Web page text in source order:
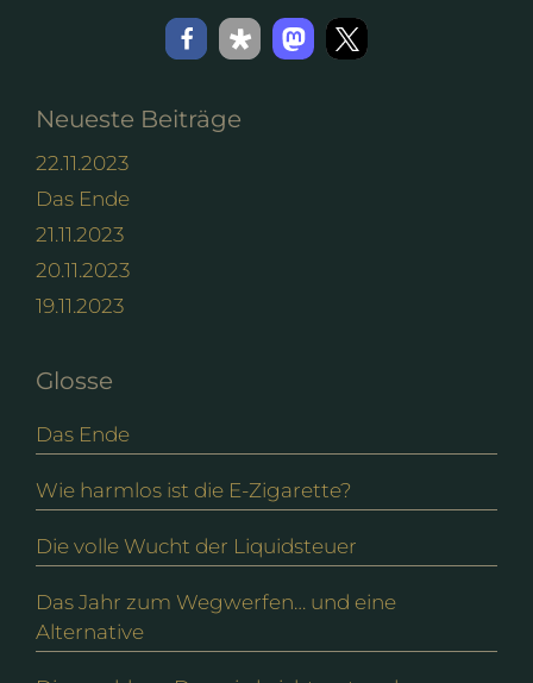
Neueste Beiträge
22.11.2023
Das Ende
21.11.2023
20.11.2023
19.11.2023
Glosse
Das Ende
Wie harmlos ist die E-Zigarette?
Die volle Wucht der Liquidsteuer
Das Jahr zum Wegwerfen… und eine
Alternative